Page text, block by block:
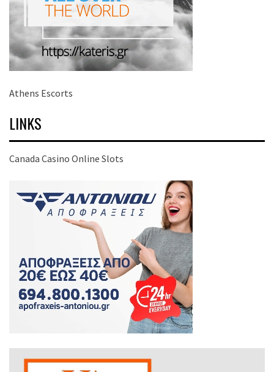
Athens Escorts
LINKS
Canada Casino Online Slots